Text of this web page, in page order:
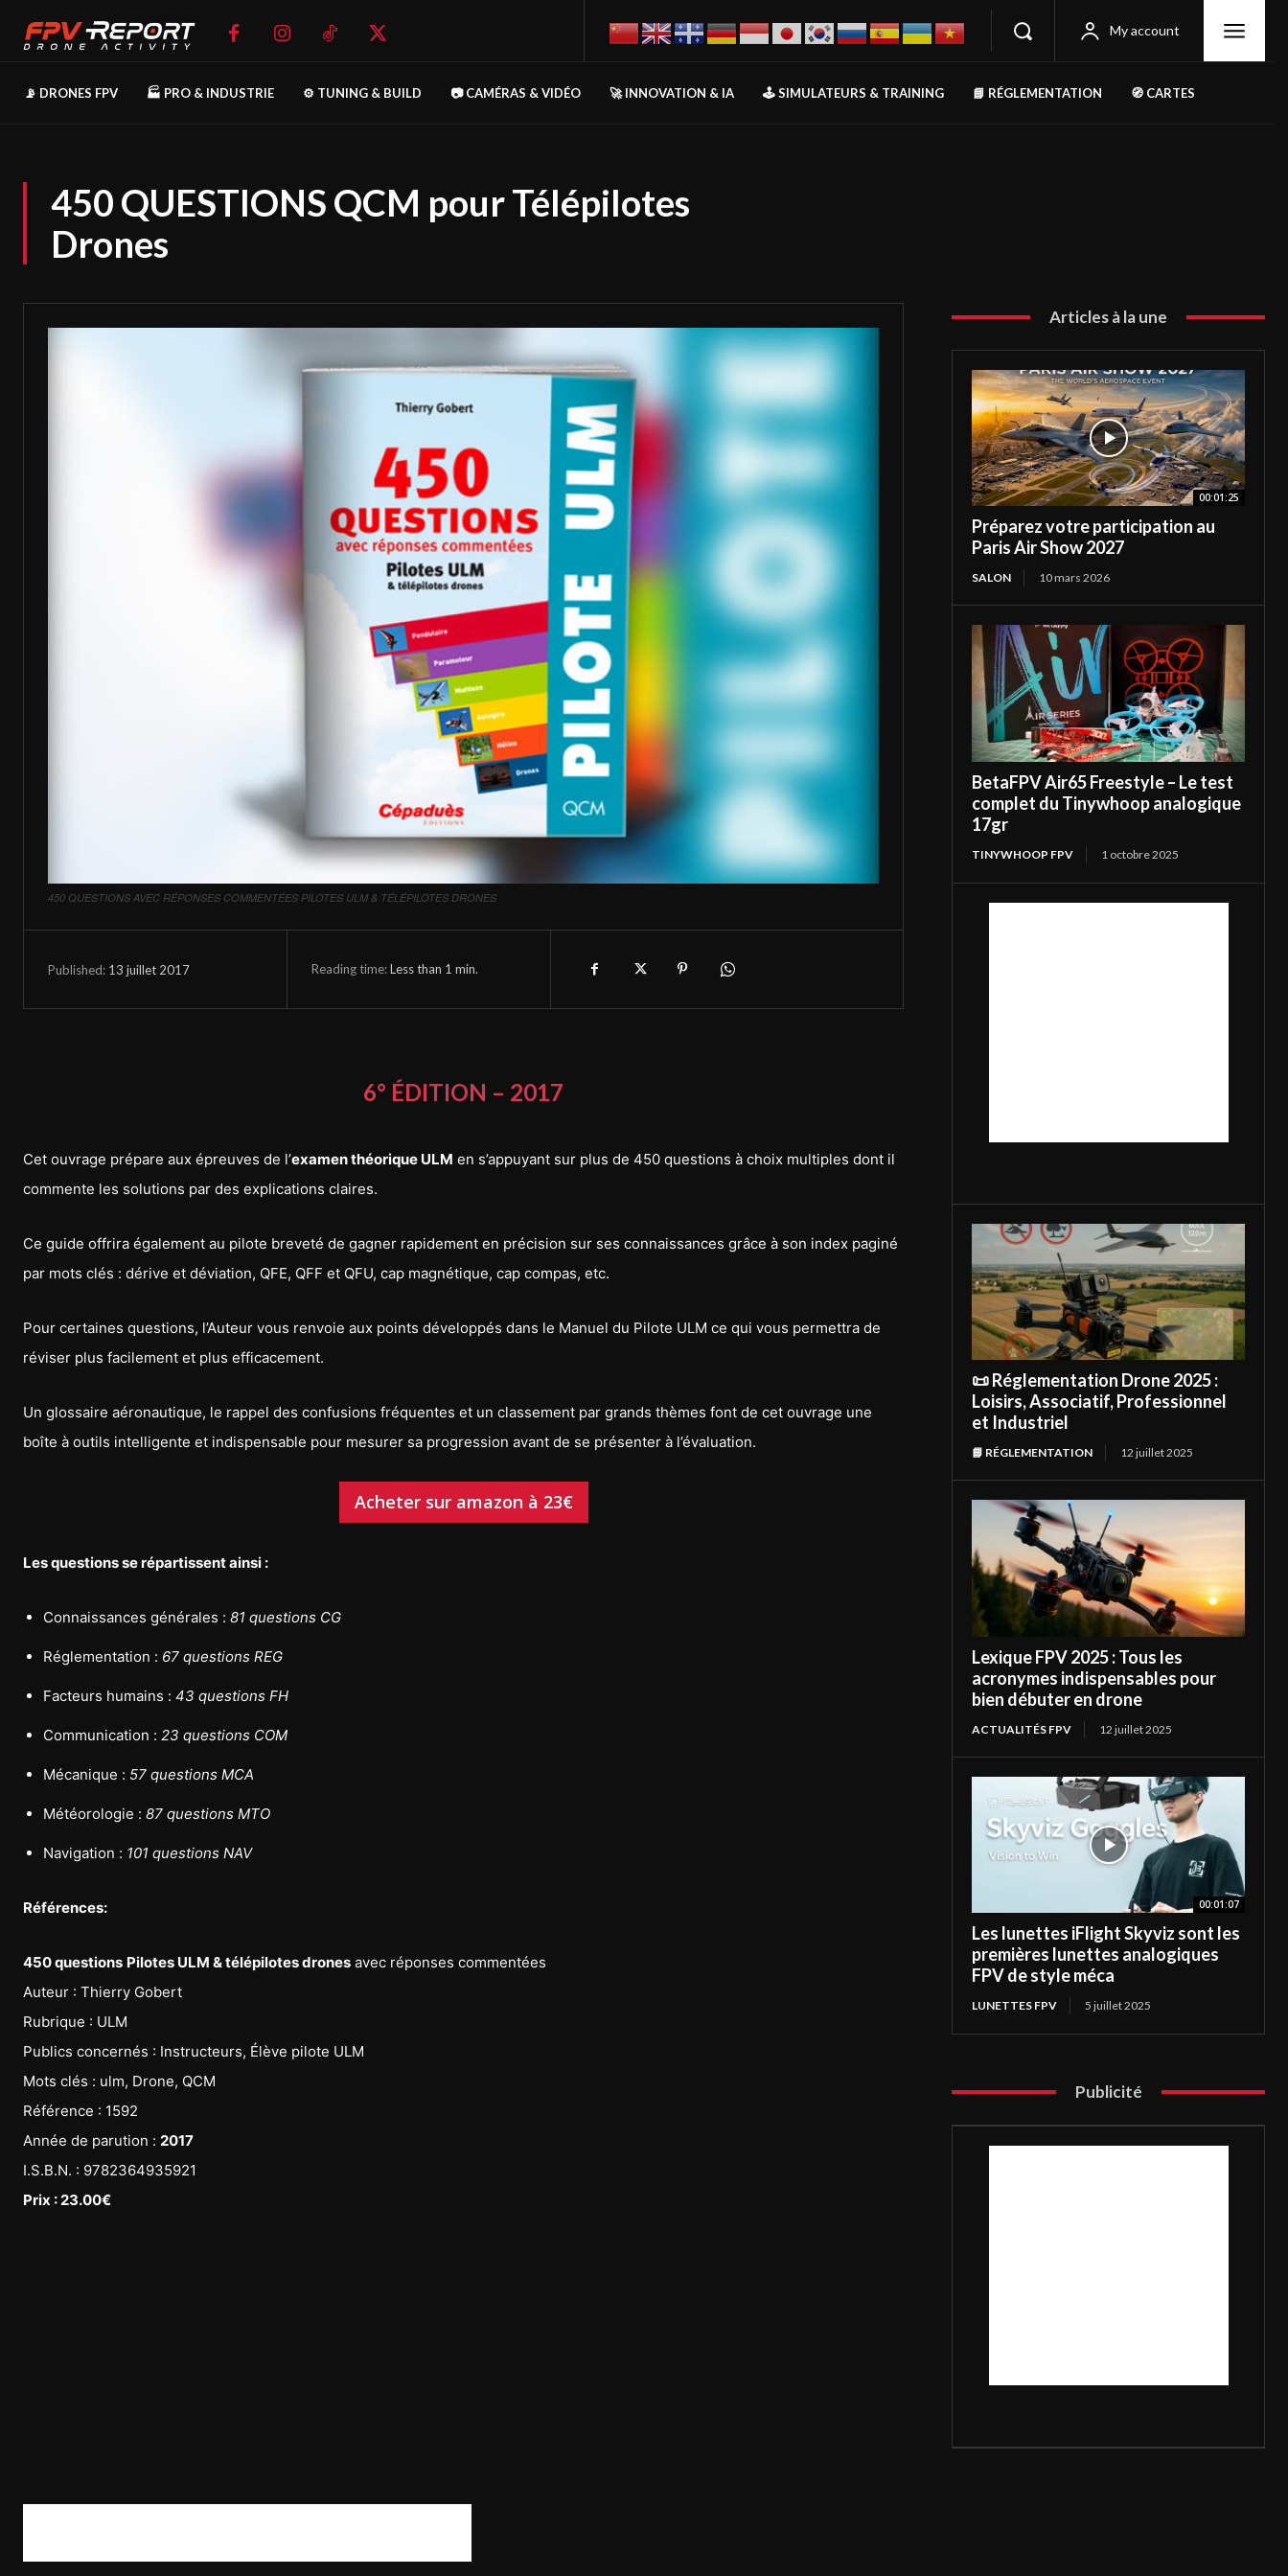
My account
📡 DRONES FPV 🏭 PRO & INDUSTRIE ⚙️ TUNING & BUILD 📷 CAMÉRAS & VIDÉO 🚀 INNOVATION & IA 🕹️ SIMULATEURS & TRAINING 📘 RÉGLEMENTATION 🧭 CARTES
450 QUESTIONS QCM pour Télépilotes
Drones
450 QUESTIONS AVEC RÉPONSES COMMENTÉES PILOTES ULM & TÉLÉPILOTES DRONES
Published: 13 juillet 2017 Reading time:Less than 1 min.
6° ÉDITION – 2017
Cet ouvrage prépare aux épreuves de l’examen théorique ULM en s’appuyant sur plus de 450 questions à choix multiples dont il
commente les solutions par des explications claires.
Ce guide offrira également au pilote breveté de gagner rapidement en précision sur ses connaissances grâce à son index paginé
par mots clés : dérive et déviation, QFE, QFF et QFU, cap magnétique, cap compas, etc.
Pour certaines questions, l’Auteur vous renvoie aux points développés dans le Manuel du Pilote ULM ce qui vous permettra de
réviser plus facilement et plus efficacement.
Un glossaire aéronautique, le rappel des confusions fréquentes et un classement par grands thèmes font de cet ouvrage une
boîte à outils intelligente et indispensable pour mesurer sa progression avant de se présenter à l’évaluation.
Acheter sur amazon à 23€
Les questions se répartissent ainsi :
Connaissances générales : 81 questions CG
Réglementation : 67 questions REG
Facteurs humains : 43 questions FH
Communication : 23 questions COM
Mécanique : 57 questions MCA
Météorologie : 87 questions MTO
Navigation : 101 questions NAV
Références:
450 questions Pilotes ULM & télépilotes drones avec réponses commentées
Auteur : Thierry Gobert
Rubrique : ULM
Publics concernés : Instructeurs, Élève pilote ULM
Mots clés : ulm, Drone, QCM
Référence : 1592
Année de parution : 2017
I.S.B.N. : 9782364935921
Prix : 23.00€
Articles à la une
00:01:25
Préparez votre participation au
Paris Air Show 2027
SALON 10 mars 2026
BetaFPV Air65 Freestyle – Le test
complet du Tinywhoop analogique
17gr
TINYWHOOP FPV 1 octobre 2025
📜 Réglementation Drone 2025 :
Loisirs, Associatif, Professionnel
et Industriel
📘 RÉGLEMENTATION 12 juillet 2025
Lexique FPV 2025 : Tous les
acronymes indispensables pour
bien débuter en drone
ACTUALITÉS FPV 12 juillet 2025
00:01:07
Les lunettes iFlight Skyviz sont les
premières lunettes analogiques
FPV de style méca
LUNETTES FPV 5 juillet 2025
Publicité